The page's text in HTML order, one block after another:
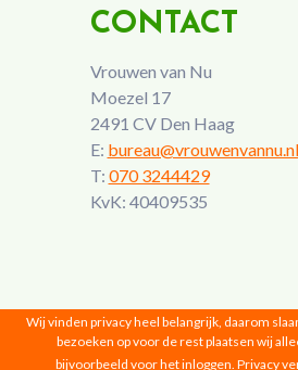
CONTACT
Vrouwen van Nu
Moezel 17
2491 CV Den Haag
E: bureau@vrouwenvannu.nl
T: 070 3244429
KvK: 40409535
Vrouwen van Nu © 2026 |
Wij vinden privacy heel belangrijk, daarom
bezoeken op voor de rest plaatsen wij
bijvoorbeeld voor het inloggen. Privacy